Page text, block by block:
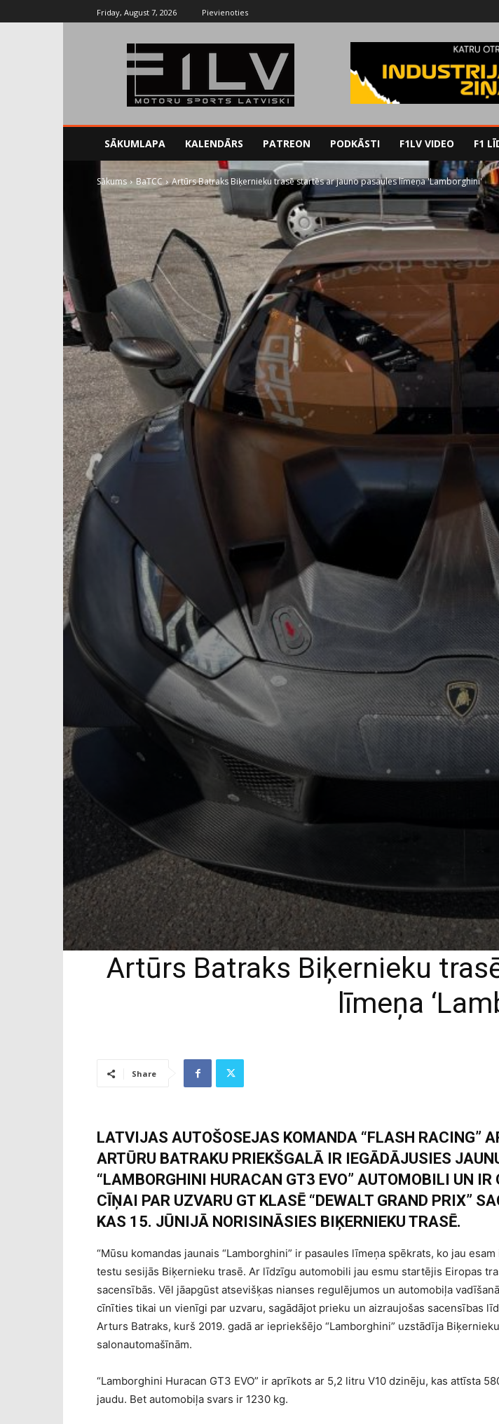
Friday, August 7, 2026 Pievienoties
SĀKUMLAPA KALENDĀRS PATREON PODKĀSTI F1LV VIDEO F1
Sākums BaTCC Artūrs Batraks Biķernieku trasē startēs ar jauno pasaules līmeņa 'Lamborghini'
Artūrs Batraks Biķernieku
līmeņa
Share
LATVIJAS AUTOŠOSEJAS KOMANDA “FLASH RACING”
ARTŪRU BATRAKU PRIEKŠGALĀ IR IEGĀDĀJUSIES
“LAMBORGHINI HURACAN GT3 EVO” AUTOMOBILI UN IR
CĪŅAI PAR UZVARU GT KLASĒ “DEWALT GRAND PRIX”
KAS 15. JŪNIJĀ NORISINĀSIES BIĶERNIEKU TRASĒ.
“Mūsu komandas jaunais “Lamborghini” ir pasaules līmeņa spēkrats, ko jau
testu sesijās Biķernieku trasē. Ar līdzīgu automobili jau esmu startējis Eiropas
sacensībās. Vēl jāapgūst atsevišķas nianses regulējumos un automobiļa
cīnīties tikai un vienīgi par uzvaru, sagādājot prieku un aizraujošas sacensības
Arturs Batraks, kurš 2019. gadā ar iepriekšējo “Lamborghini” uzstādīja
salonautomašīnām.
“Lamborghini Huracan GT3 EVO” ir aprīkots ar 5,2 litru V10 dzinēju, kas attīsta
jaudu. Bet automobiļa svars ir 1230 kg.